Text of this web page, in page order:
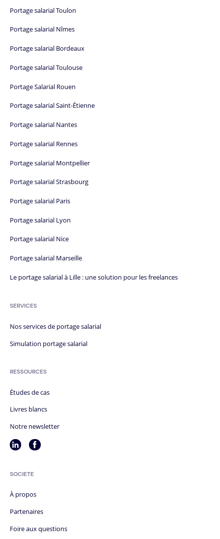
Portage salarial Toulon
Portage salarial Nîmes
Portage salarial Bordeaux
Portage salarial Toulouse
Portage Salarial Rouen
Portage salarial Saint-Étienne
Portage salarial Nantes
Portage salarial Rennes
Portage salarial Montpellier
Portage salarial Strasbourg
Portage salarial Paris
Portage salarial Lyon
Portage salarial Nice
Portage salarial Marseille
Le portage salarial à Lille : une solution pour les freelances
SERVICES
Nos services de portage salarial
Simulation portage salarial
RESSOURCES
Études de cas
Livres blancs
Notre newsletter
SOCIÉTÉ
À propos
Partenaires
Foire aux questions